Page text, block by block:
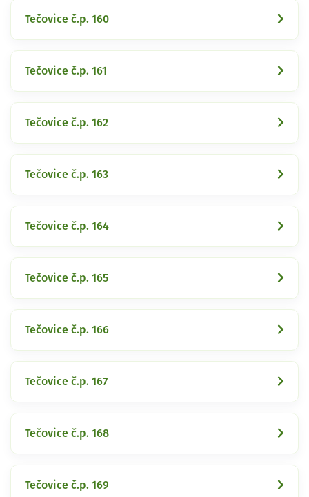
Tečovice č.p. 160
Tečovice č.p. 161
Tečovice č.p. 162
Tečovice č.p. 163
Tečovice č.p. 164
Tečovice č.p. 165
Tečovice č.p. 166
Tečovice č.p. 167
Tečovice č.p. 168
Tečovice č.p. 169